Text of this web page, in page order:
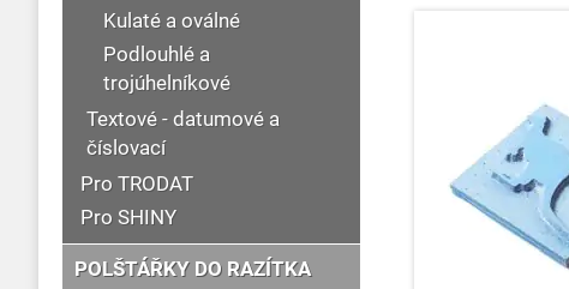
Kulaté a oválné
Podlouhlé a
trojúhelníkové
Textové - datumové a
číslovací
Pro TRODAT
Pro SHINY
POLŠTÁŘKY DO RAZÍTKA